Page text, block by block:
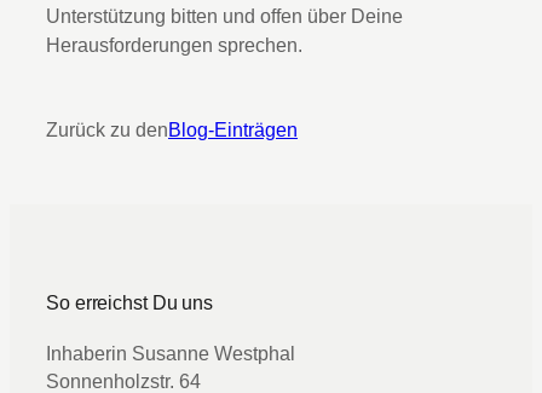
Unterstützung bitten und offen über Deine
Herausforderungen sprechen.
Zurück zu denBlog-Einträgen
So erreichst Du uns
Inhaberin Susanne Westphal
Sonnenholzstr. 64